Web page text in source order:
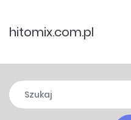
hitomix.com.pl